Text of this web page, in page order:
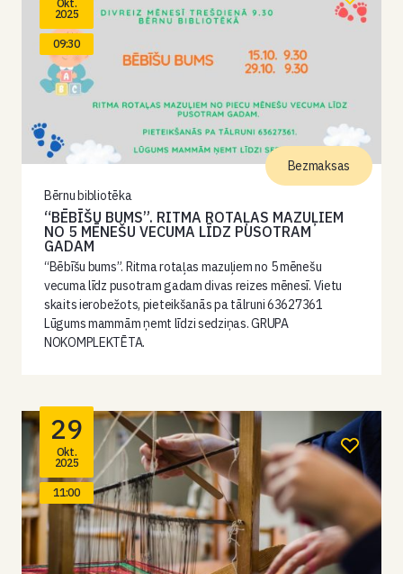
Okt.
2025
09:30
Bērnu bibliotēka
“BĒBĪŠU BUMS”. RITMA ROTAĻAS MAZUĻIEM
NO 5 MĒNEŠU VECUMA LĪDZ PUSOTRAM
GADAM
“Bēbīšu bums”. Ritma rotaļas mazuļiem no 5 mēnešu
vecuma līdz pusotram gadam divas reizes mēnesī. Vietu
skaits ierobežots, pieteikšanās pa tālruni 63627361
Lūgums mammām ņemt līdzi sedziņas. GRUPA
NOKOMPLEKTĒTA.
Bezmaksas
29
Okt.
2025
11:00